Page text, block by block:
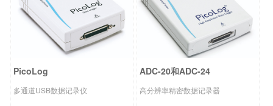
PicoLog
多通道USB数据记录仪
ADC-20和ADC-24
高分辨率精密数据记录器